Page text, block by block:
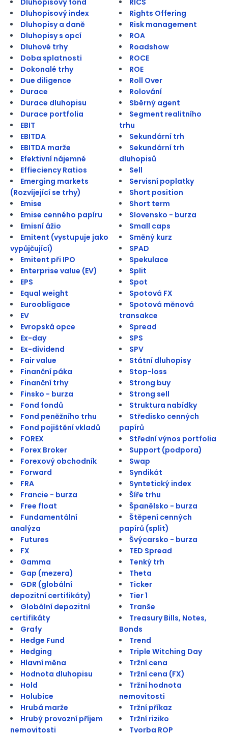
Dluhopisový index
Dluhopisy a daně
Dluhopisy s opcí
Dluhové trhy
Doba splatnosti
Dokonalé trhy
Due diligence
Durace
Durace dluhopisu
Durace portfolia
EBIT
EBITDA
EBITDA marže
Efektivní nájemné
Effieciency Ratios
Emerging markets
(Rozvíjející se trhy)
Emise
Emise cenného papíru
Emisní ážio
Emitent (vystupuje jako
vypůjčující)
Emitent při IPO
Enterprise value (EV)
EPS
Equal weight
Euroobligace
EV
Evropská opce
Ex-day
Ex-dividend
Fair value
Finanční páka
Finanční trhy
Finsko - burza
Fond fondů
Fond peněžního trhu
Fond pojištění vkladů
FOREX
Forex Broker
Forexový obchodník
Forward
FRA
Francie - burza
Free float
Fundamentální
analýza
Futures
FX
Gamma
Gap (mezera)
GDR (globální
depozitní certifikáty)
Globální depozitní
certifikáty
Grafy
Hedge Fund
Hedging
Hlavní měna
Hodnota dluhopisu
Hold
Holubice
Hrubá marže
Hrubý provozní příjem
nemovitosti
Rights Offering
Risk management
ROA
Roadshow
ROCE
ROE
Roll Over
Rolování
Sběrný agent
Segment realitního
trhu
Sekundární trh
Sekundární trh
dluhopisů
Sell
Servisní poplatky
Short position
Short term
Slovensko - burza
Small caps
Směný kurz
SPAD
Spekulace
Split
Spot
Spotová FX
Spotová měnová
transakce
Spread
SPS
SPV
Státní dluhopisy
Stop-loss
Strong buy
Strong sell
Struktura nabídky
Středisko cenných
papírů
Střední výnos portfolia
Support (podpora)
Swap
Syndikát
Syntetický index
Šíře trhu
Španělsko - burza
Štěpení cenných
papírů (split)
Švýcarsko - burza
TED Spread
Tenký trh
Theta
Ticker
Tier 1
Tranše
Treasury Bills, Notes,
Bonds
Trend
Triple Witching Day
Tržní cena
Tržní cena (FX)
Tržní hodnota
nemovitosti
Tržní příkaz
Tržní riziko
Tvorba ROP